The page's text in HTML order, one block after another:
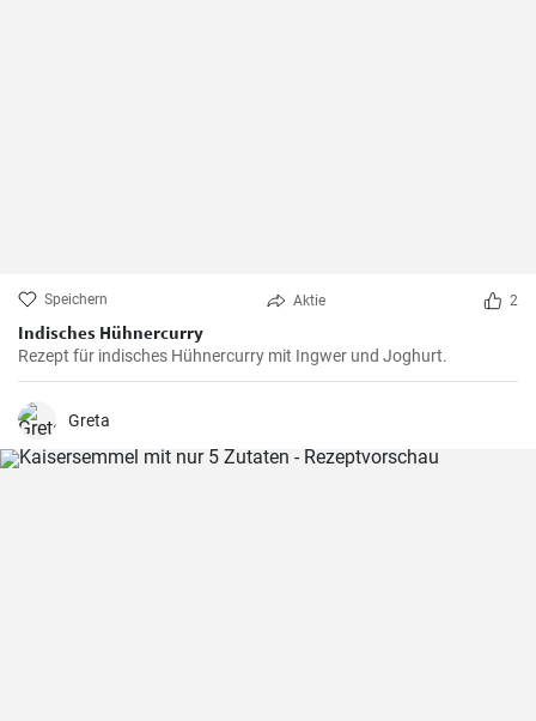
Speichern Aktie 2
Indisches Hühnercurry
Rezept für indisches Hühnercurry mit Ingwer und Joghurt.
Greta